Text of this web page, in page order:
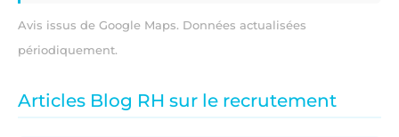
Avis issus de Google Maps. Données actualisées
périodiquement.
Articles Blog RH sur le recrutement